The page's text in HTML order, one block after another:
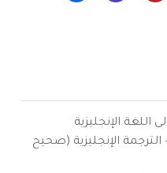
اللغة الإنجليزية
الترجمة الإنجليزية (صحيح